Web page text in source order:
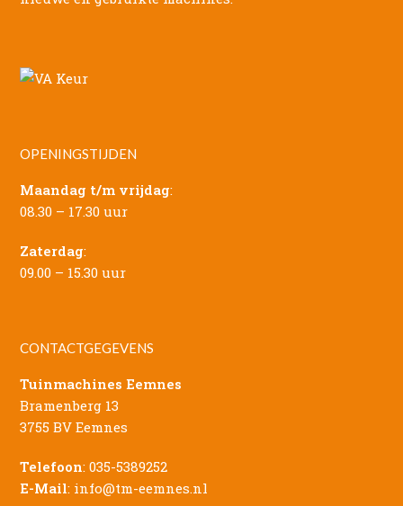
OPENINGSTIJDEN
Maandag t/m vrijdag:
08.30 – 17.30 uur
Zaterdag:
09.00 – 15.30 uur
CONTACTGEGEVENS
Tuinmachines Eemnes
Bramenberg 13
3755 BV Eemnes
Telefoon:035-5389252
E-Mail: info@tm-eemnes.nl